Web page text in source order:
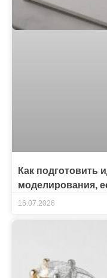
Как подготовить
моделирования,
16.07.2026